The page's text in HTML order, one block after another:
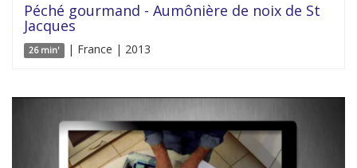
Péché gourmand - Aumônière de noix de St
Jacques
26 min' | France | 2013